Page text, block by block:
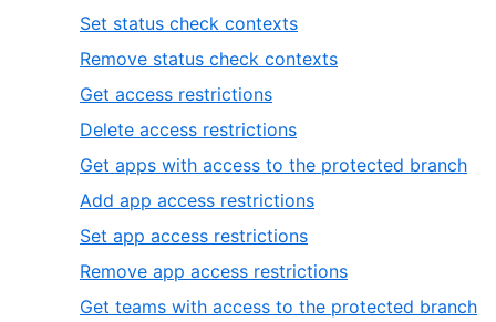
Set status check contexts
Remove status check contexts
Get access restrictions
Delete access restrictions
Get apps with access to the protected branch
Add app access restrictions
Set app access restrictions
Remove app access restrictions
Get teams with access to the protected branch